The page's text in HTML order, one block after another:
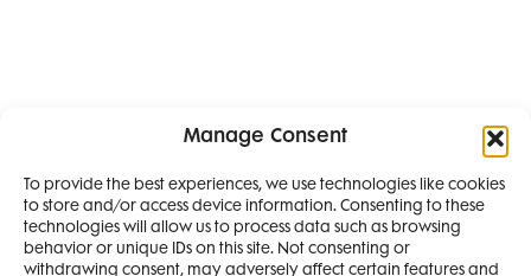
Manage Consent
To provide the best experiences, we use technologies like cookies
to store and/or access device information. Consenting to these
technologies will allow us to process data such as browsing
behavior or unique IDs on this site. Not consenting or
withdrawing consent, may adversely affect certain features and
SMANJI